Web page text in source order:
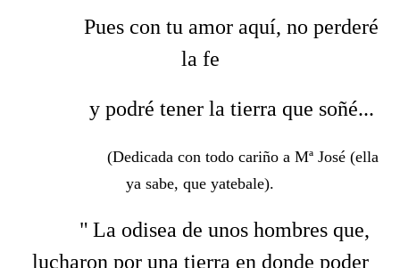
Pues con tu amor aquí, no perderé
la fe
y podré tener la tierra que soñé...
(Dedicada con todo cariño a Mª José (ella
ya sabe, que yatebale).
" La odisea de unos hombres que,
lucharon por una tierra en donde poder